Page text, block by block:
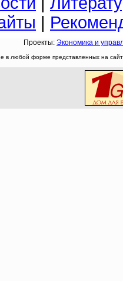
|
Проекты: Экономика и
в любой форме представленных на